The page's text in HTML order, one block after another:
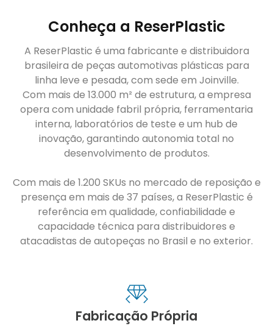
Conheça a ReserPlastic
A ReserPlastic é uma fabricante e distribuidora
brasileira de peças automotivas plásticas para
linha leve e pesada, com sede em Joinville.
Com mais de 13.000 m² de estrutura, a empresa
opera com unidade fabril própria, ferramentaria
interna, laboratórios de teste e um hub de
inovação, garantindo autonomia total no
desenvolvimento de produtos.
Com mais de 1.200 SKUs no mercado de reposição e
presença em mais de 37 países, a ReserPlastic é
referência em qualidade, confiabilidade e
capacidade técnica para distribuidores e
atacadistas de autopeças no Brasil e no exterior.
Fabricação Própria